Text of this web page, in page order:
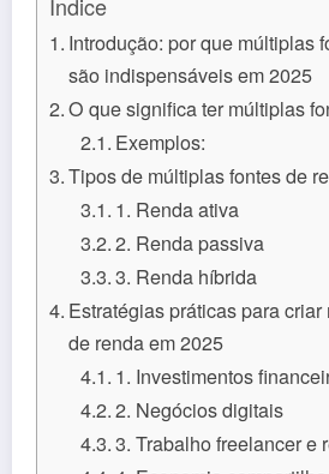
Índice
Introdução: por que múltiplas
são indispensáveis em 2025
O que significa ter múltiplas
Exemplos:
Tipos de múltiplas fontes de
1. Renda ativa
2. Renda passiva
3. Renda híbrida
Estratégias práticas para
de renda em 2025
1. Investimentos
2. Negócios digitais
3. Trabalho freelancer e